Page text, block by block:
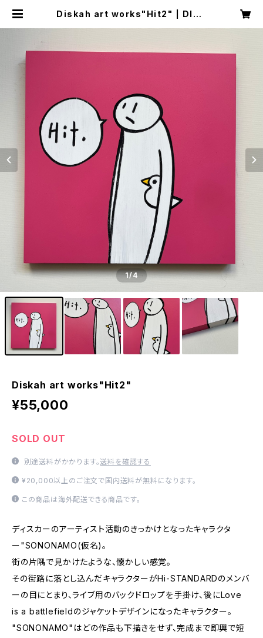
Diskah art works"Hit2" | DISK
1/4
Diskah art works"Hit2"
¥55,000
SOLD OUT
別途送料がかかります。送料を確認する
¥20,000以上のご注文で国内送料が無料になります。
この商品は海外配送できる商品です。
ディスカーのアーティスト活動のきっかけとなったキャラクタ
ー"SONONAMO(仮名)。
街の片隅で見かけたような、懐かしい感覚。
その街路に落とし込んだキャラクターがHi-STANDARDのメンバ
ーの目にとまり、ライブ用のバックドロップを手掛け、後にLove
is a battlefieldのジャケットデザインになったキャラクター。
"SONONAMO"はどの作品も下描きをせず、完成まで即興で短